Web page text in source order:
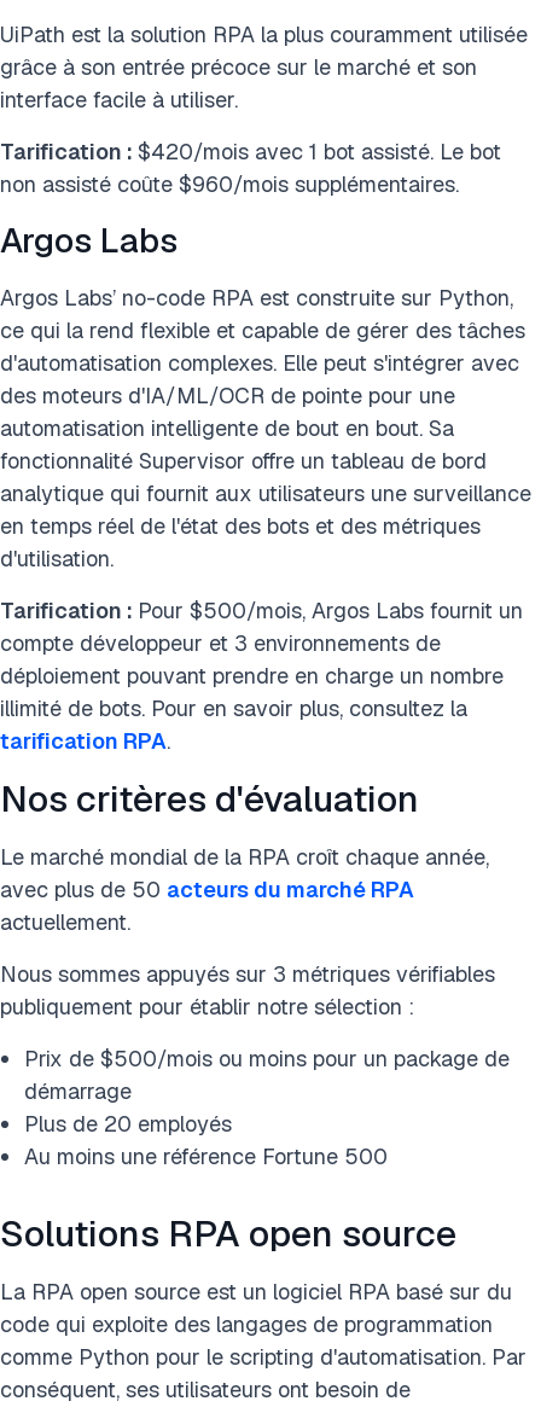
UiPath est la solution RPA la plus couramment utilisée
grâce à son entrée précoce sur le marché et son
interface facile à utiliser.
Tarification : $420/mois avec 1 bot assisté. Le bot
non assisté coûte $960/mois supplémentaires.
Argos Labs
Argos Labs’ no-code RPA est construite sur Python,
ce qui la rend flexible et capable de gérer des tâches
d'automatisation complexes. Elle peut s'intégrer avec
des moteurs d'IA/ML/OCR de pointe pour une
automatisation intelligente de bout en bout. Sa
fonctionnalité Supervisor offre un tableau de bord
analytique qui fournit aux utilisateurs une surveillance
en temps réel de l'état des bots et des métriques
d'utilisation.
Tarification : Pour $500/mois, Argos Labs fournit un
compte développeur et 3 environnements de
déploiement pouvant prendre en charge un nombre
illimité de bots. Pour en savoir plus, consultez la
tarification RPA.
Nos critères d'évaluation
Le marché mondial de la RPA croît chaque année,
avec plus de 50 acteurs du marché RPA
actuellement.
Nous sommes appuyés sur 3 métriques vérifiables
publiquement pour établir notre sélection :
Prix de $500/mois ou moins pour un package de
démarrage
Plus de 20 employés
Au moins une référence Fortune 500
Solutions RPA open source
La RPA open source est un logiciel RPA basé sur du
code qui exploite des langages de programmation
comme Python pour le scripting d'automatisation. Par
conséquent, ses utilisateurs ont besoin de